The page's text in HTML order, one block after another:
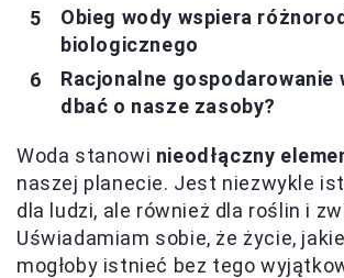
Obieg wody wspiera
biologicznego
Racjonalne gospodarowanie
dbać o nasze zasoby?
Woda stanowi nieodłączny
naszej planecie. Jest niezwykle
dla ludzi, ale również dla roślin i
Uświadamiam sobie, że życie,
mogłoby istnieć bez tego